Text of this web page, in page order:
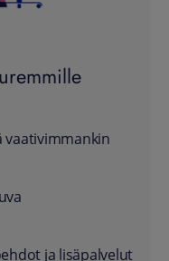
vaativimmankin
ja lisäpalvelut